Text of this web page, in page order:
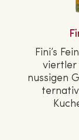
Fini’s
viert­ler
nussigen